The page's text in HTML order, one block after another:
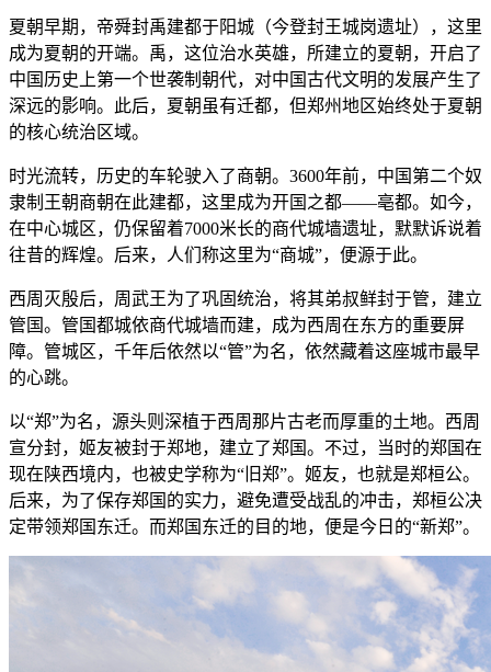
夏朝早期，帝舜封禹建都于阳城（今登封王城岗遗址），这里
成为夏朝的开端。禹，这位治水英雄，所建立的夏朝，开启了
中国历史上第一个世袭制朝代，对中国古代文明的发展产生了
深远的影响。此后，夏朝虽有迁都，但郑州地区始终处于夏朝
的核心统治区域。
时光流转，历史的车轮驶入了商朝。3600年前，中国第二个奴
隶制王朝商朝在此建都，这里成为开国之都——亳都。如今，
在中心城区，仍保留着7000米长的商代城墙遗址，默默诉说着
往昔的辉煌。后来，人们称这里为“商城”，便源于此。
西周灭殷后，周武王为了巩固统治，将其弟叔鲜封于管，建立
管国。管国都城依商代城墙而建，成为西周在东方的重要屏
障。管城区，千年后依然以“管”为名，依然藏着这座城市最早
的心跳。
以“郑”为名，源头则深植于西周那片古老而厚重的土地。西周
宣分封，姬友被封于郑地，建立了郑国。不过，当时的郑国在
现在陕西境内，也被史学称为“旧郑”。姬友，也就是郑桓公。
后来，为了保存郑国的实力，避免遭受战乱的冲击，郑桓公决
定带领郑国东迁。而郑国东迁的目的地，便是今日的“新郑”。